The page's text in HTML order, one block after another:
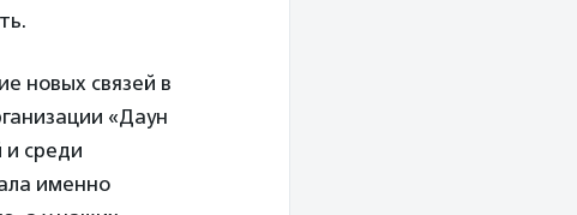
новых связей в
«Даун
и среди
именно